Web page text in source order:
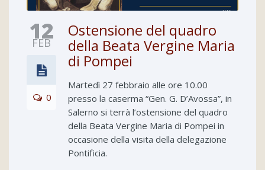
12
FEB
0
Ostensione del quadro
della Beata Vergine Maria
di Pompei
Martedì 27 febbraio alle ore 10.00
presso la caserma “Gen. G. D’Avossa”, in
Salerno si terrà l’ostensione del quadro
della Beata Vergine Maria di Pompei in
occasione della visita della delegazione
Pontificia.